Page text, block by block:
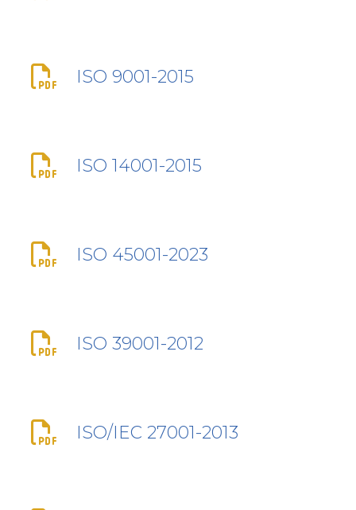
ISO 9001-2015
ISO 14001-2015
ISO 45001-2023
ISO 39001-2012
ISO/IEC 27001-2013